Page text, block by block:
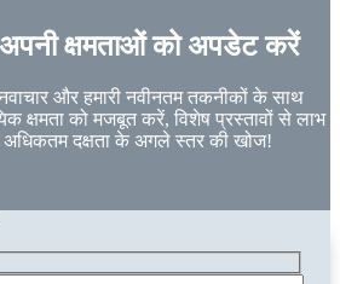
क्षमताओं को अपडेट करें
और हमारी नवीनतम तकनीकों के साथ
क्षमता को मजबूत करें, विशेष प्रस्तावों से लाभ
दक्षता के अगले स्तर की खोज!